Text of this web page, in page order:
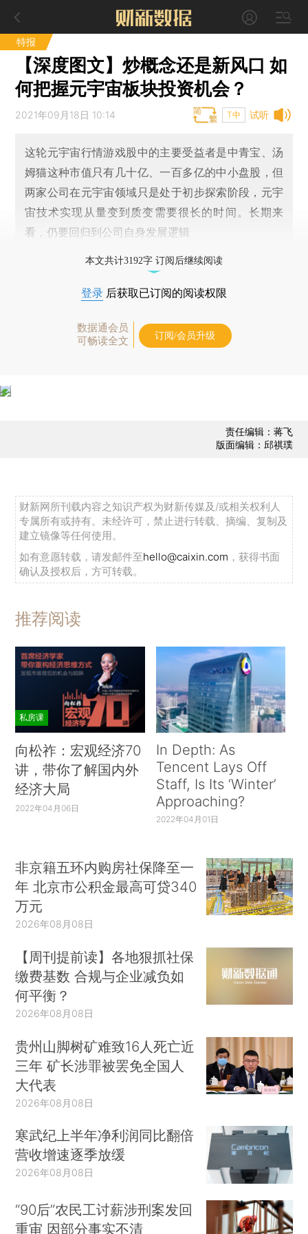
特报
【深度图文】炒概念还是新风口 如
何把握元宇宙板块投资机会？
试听
2021年09月18日 10:14 T中
这轮元宇宙行情游戏股中的主要受益者是中青宝、汤
姆猫这种市值只有几十亿、一百多亿的中小盘股，但
两家公司在元宇宙领域只是处于初步探索阶段，元宇
宙技术实现从量变到质变需要很长的时间。长期来
看，仍要回归到公司自身发展逻辑
本文共计3192字 订阅后继续阅读
登录 后获取已订阅的阅读权限
数据通会员
可畅读全文
订阅/会员升级
责任编辑：蒋飞
版面编辑：邱祺璞
财新网所刊载内容之知识产权为财新传媒及/或相关权利人
专属所有或持有。未经许可，禁止进行转载、摘编、复制及
建立镜像等任何使用。
如有意愿转载，请发邮件至hello@caixin.com ，获得书面
确认及授权后，方可转载。
推荐阅读
私房课
向松祚：宏观经济70
讲，带你了解国内外
经济大局
2022年04月06日
In Depth: As
Tencent Lays Off
Staff, Is Its ‘Winter’
Approaching?
2022年04月01日
非京籍五环内购房社保降至一
年 北京市公积金最高可贷340
万元
2026年08月08日
【周刊提前读】各地狠抓社保
缴费基数 合规与企业减负如
何平衡？
2026年08月08日
贵州山脚树矿难致16人死亡近
三年 矿长涉罪被罢免全国人
大代表
2026年08月08日
寒武纪上半年净利润同比翻倍
营收增速逐季放缓
2026年08月08日
“90后”农民工讨薪涉刑案发回
重审 因部分事实不清